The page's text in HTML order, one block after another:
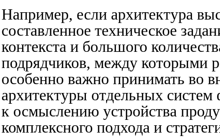
Например, если архитектура
составленное техническое
контекста и большого
подрядчиков, между которыми
особенно важно принимать во
архитектуры отдельных
к осмыслению устройства
комплексного подхода и